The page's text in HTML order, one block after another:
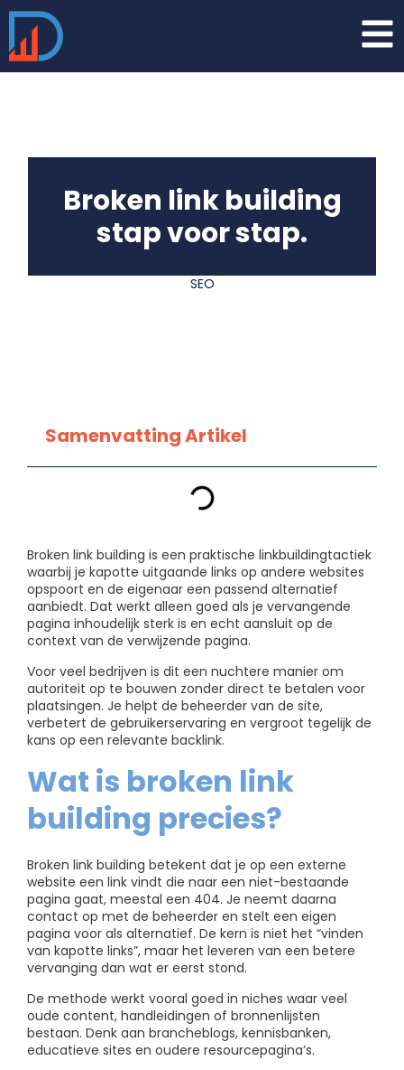
Broken link building
stap voor stap.
SEO
Samenvatting Artikel
Broken link building is een praktische linkbuildingtactiek
waarbij je kapotte uitgaande links op andere websites
opspoort en de eigenaar een passend alternatief
aanbiedt. Dat werkt alleen goed als je vervangende
pagina inhoudelijk sterk is en echt aansluit op de
context van de verwijzende pagina.
Voor veel bedrijven is dit een nuchtere manier om
autoriteit op te bouwen zonder direct te betalen voor
plaatsingen. Je helpt de beheerder van de site,
verbetert de gebruikerservaring en vergroot tegelijk de
kans op een relevante backlink.
Wat is broken link
building precies?
Broken link building betekent dat je op een externe
website een link vindt die naar een niet-bestaande
pagina gaat, meestal een 404. Je neemt daarna
contact op met de beheerder en stelt een eigen
pagina voor als alternatief. De kern is niet het “vinden
van kapotte links”, maar het leveren van een betere
vervanging dan wat er eerst stond.
De methode werkt vooral goed in niches waar veel
oude content, handleidingen of bronnenlijsten
bestaan. Denk aan brancheblogs, kennisbanken,
educatieve sites en oudere resourcepagina’s.